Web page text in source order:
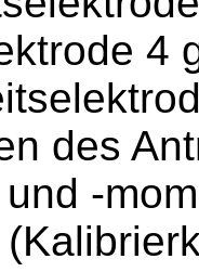
4
des
-